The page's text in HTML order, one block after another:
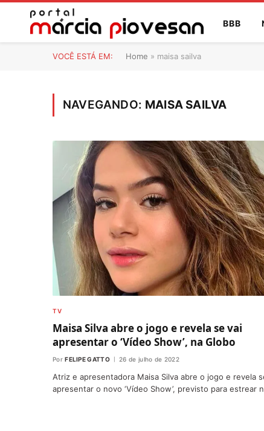
BBB
VOCÊ ESTÁ EM: Home » maisa sailva
NAVEGANDO: MAISA SAILVA
TV
Maisa Silva abre o jogo e revela se vai
apresentar o ‘Vídeo Show’, na Globo
Por FELIPE GATTO 26 de julho de 2022
Atriz e apresentadora Maisa Silva abre o jogo e revela
apresentar o novo ‘Vídeo Show’, previsto para estrear